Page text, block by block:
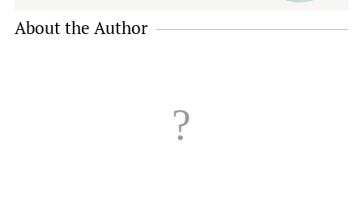
About the Author